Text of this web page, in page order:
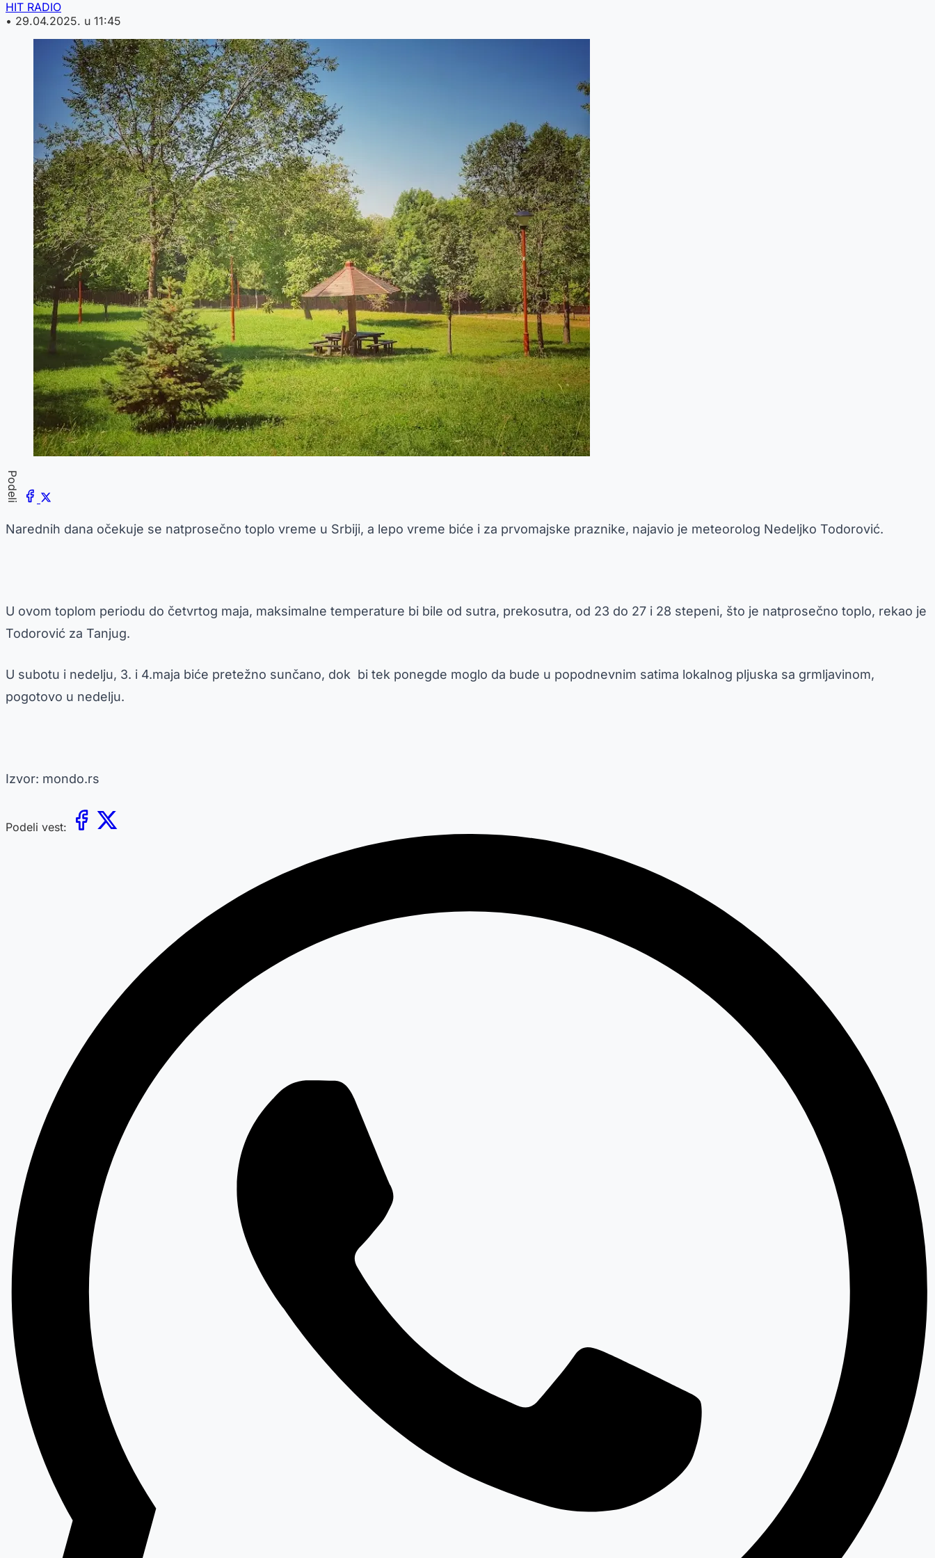
HIT RADIO
• 29.04.2025. u 11:45
Podeli
Narednih dana očekuje se natprosečno toplo vreme u Srbiji, a lepo vreme biće i za prvomajske praznike, najavio je meteorolog Nedeljko Todorović.
U ovom toplom periodu do četvrtog maja, maksimalne temperature bi bile od sutra, prekosutra, od 23 do 27 i 28 stepeni, što je natprosečno toplo, rekao je
Todorović za Tanjug.
U subotu i nedelju, 3. i 4.maja biće pretežno sunčano, dok bi tek ponegde moglo da bude u popodnevnim satima lokalnog pljuska sa grmljavinom,
pogotovo u nedelju.
Izvor: mondo.rs
Podeli vest: